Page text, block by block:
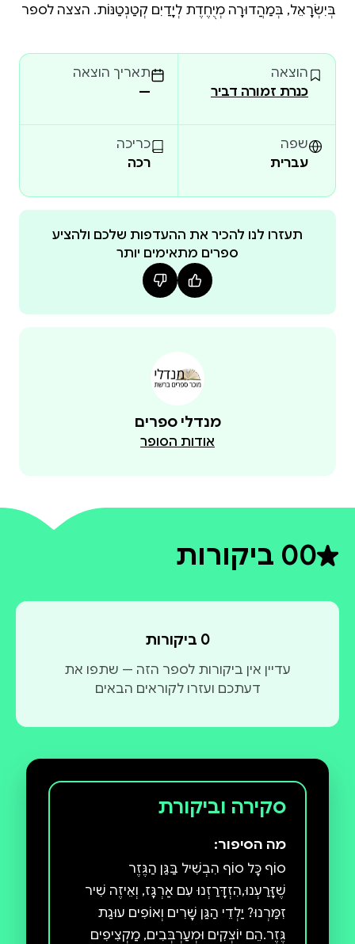
בְּיִשְׂרָאֵל, בְּמַהֲדוּרָה מְיֻחֶדֶת לְיָדַיִם קְטַנְטַנּוֹת. הצצה לספר
הוצאה
כנרת זמורה דביר
תאריך הוצאה
—
שפה
עברית
כריכה
רכה
תעזרו לנו להכיר את ההעדפות שלכם ולהציע
ספרים מתאימים יותר
מנדלי ספרים
אודות הסופר
0דירוג ממוצע 0 מתוך 5
0 ביקורות
0 ביקורות
עדיין אין ביקורות לספר הזה — שתפו את
דעתכם ועזרו לקוראים הבאים
סקירה וביקורת
מה הסיפור:
סוֹף כָּל סוֹף הִבְשִׁיל בַּגַּן הַגֶּזֶר
שֶׁזָּרַעְנוּ,הִזְדָּרַזְנוּ עִם אַרְגָּז, וְאֵיזֶה שִׁיר
זִמַּרְנוּ? יַלְדֵי הַגַּן שָׁרִים וְאוֹפִים עוּגַת
גֶּזֶר.הֵם יוֹצְקִים וּמְעַרְבְּבִים, מַקְצִיפִים